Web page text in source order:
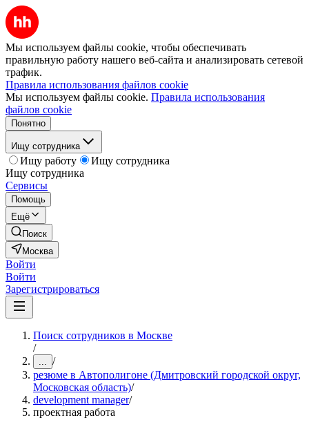
Мы используем файлы cookie, чтобы обеспечивать
правильную работу нашего веб-сайта и анализировать сетевой
трафик.
Правила использования файлов cookie
Мы используем файлы cookie. Правила использования
файлов cookie
Понятно
Ищу сотрудника
Ищу работу
Ищу сотрудника
Ищу сотрудника
Сервисы
Помощь
Ещё
Поиск
Москва
Войти
Войти
Зарегистрироваться
Поиск сотрудников в Москве
/
... /
резюме в Автополигоне (Дмитровский городской округ,
Московская область)/
development manager/
проектная работа